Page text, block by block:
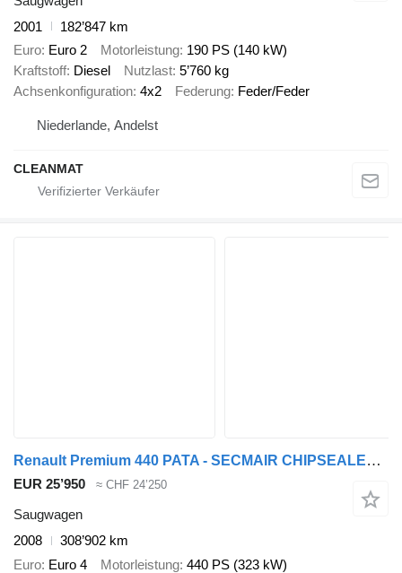
2001
182’847 km
Euro Euro 2 Motorleistung 190 PS (140 kW)
Kraftstoff Diesel Nutzlast 5’760 kg
Achsenkonfiguration 4x2 Federung Feder/Feder
Niederlande, Andelst
CLEANMAT
Renault Premium 440 PATA - SECMAIR CHIPSEALER 440 - RETARDER
EUR 25’950 ≈ CHF 24’250
Saugwagen
2008
308’902 km
Euro Euro 4 Motorleistung 440 PS (323 kW)